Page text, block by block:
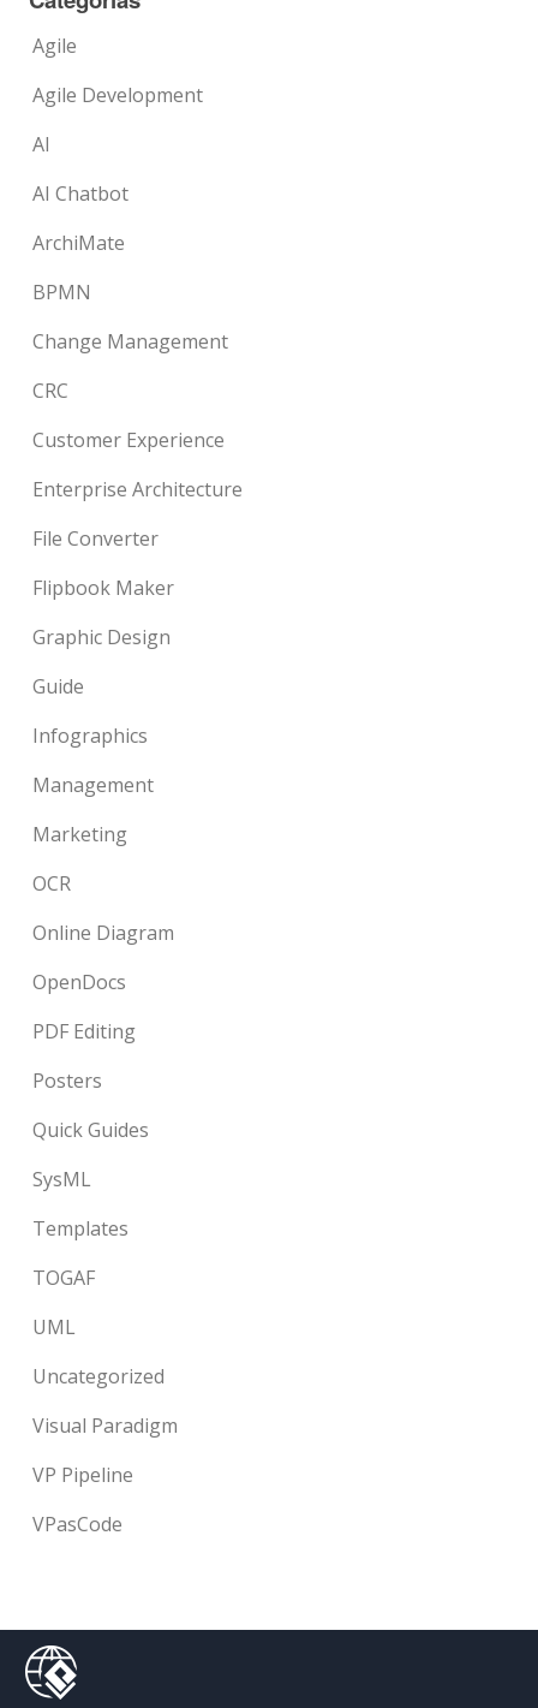
Agile
Agile Development
AI
AI Chatbot
ArchiMate
BPMN
Change Management
CRC
Customer Experience
Enterprise Architecture
File Converter
Flipbook Maker
Graphic Design
Guide
Infographics
Management
Marketing
OCR
Online Diagram
OpenDocs
PDF Editing
Posters
Quick Guides
SysML
Templates
TOGAF
UML
Uncategorized
Visual Paradigm
VP Pipeline
VPasCode